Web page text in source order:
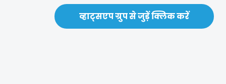
व्हाट्सएप ग्रुप से जुड़ें क्लिक करें